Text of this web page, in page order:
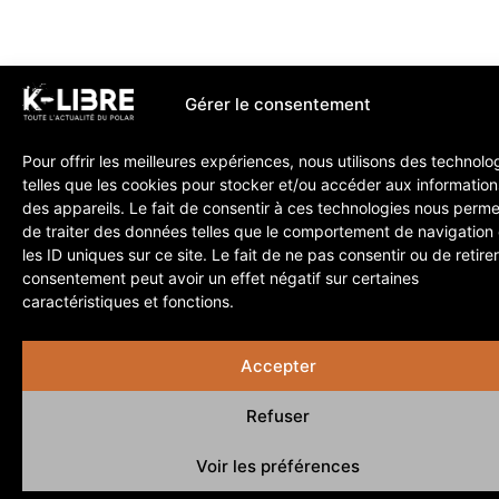
Gérer le consentement
Pour offrir les meilleures expériences, nous utilisons des
telles que les cookies pour stocker et/ou accéder aux
des appareils. Le fait de consentir à ces technologies nous
de traiter des données telles que le comportement de navigation
les ID uniques sur ce site. Le fait de ne pas consentir ou de
consentement peut avoir un effet négatif sur certaines
caractéristiques et fonctions.
Accepter
Refuser
Voir les préférences